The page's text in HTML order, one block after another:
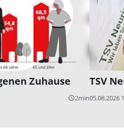
Zuhause
query_builder2min
TSV
05.08.2026